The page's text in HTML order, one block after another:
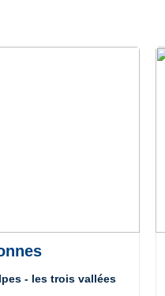
- les trois vallées